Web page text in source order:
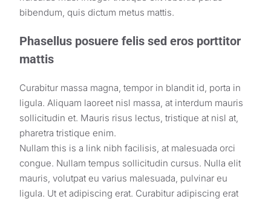
bibendum, quis dictum metus mattis.
Phasellus posuere felis sed eros porttitor
mattis
Curabitur massa magna, tempor in blandit id, porta in
ligula. Aliquam laoreet nisl massa, at interdum mauris
sollicitudin et. Mauris risus lectus, tristique at nisl at,
pharetra tristique enim.
Nullam this is a link nibh facilisis, at malesuada orci
congue. Nullam tempus sollicitudin cursus. Nulla elit
mauris, volutpat eu varius malesuada, pulvinar eu
ligula. Ut et adipiscing erat. Curabitur adipiscing erat